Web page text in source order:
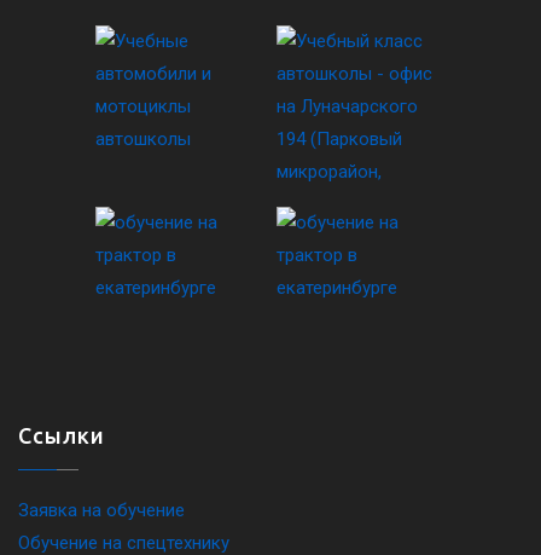
Ссылки
Заявка на обучение
Обучение на спецтехнику